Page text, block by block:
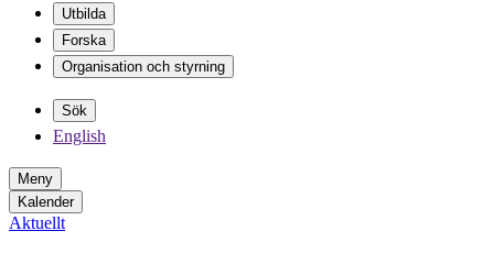
Utbilda
Forska
Organisation och styrning
Sök
English
Meny
Kalender
Aktuellt